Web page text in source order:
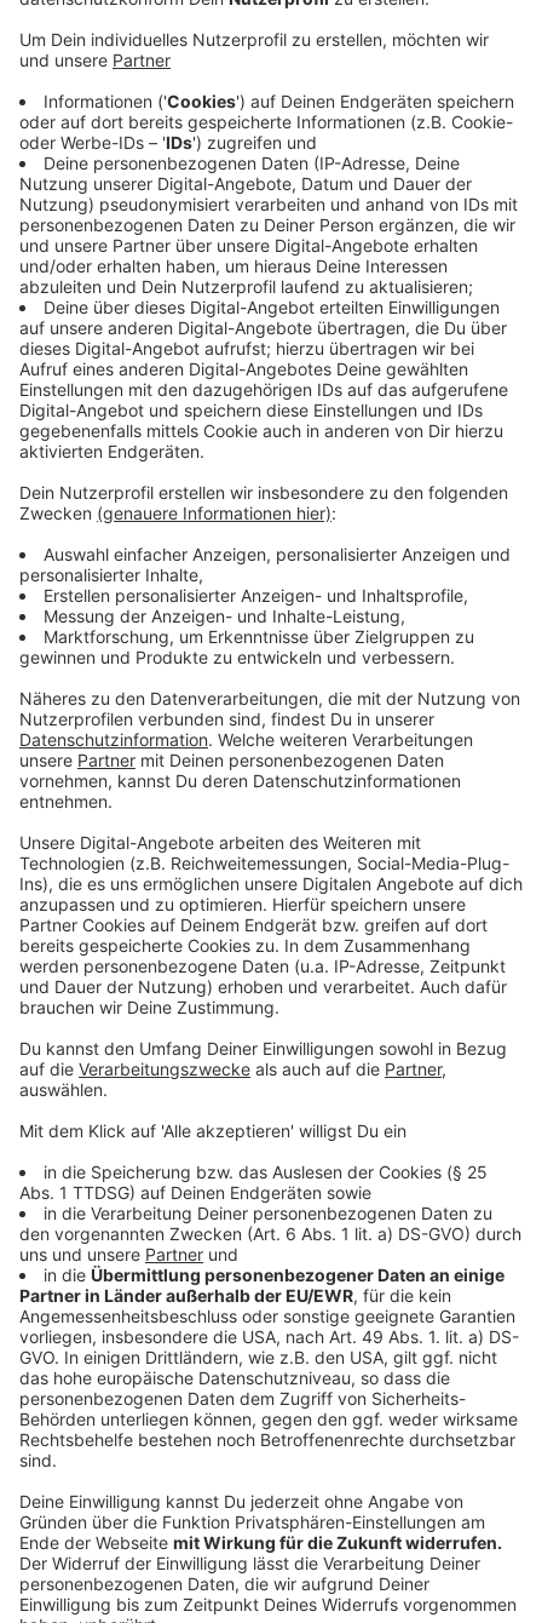
verkaufsoffenen Sonntag in Burgsteinfurt. Die Händler
dort möchten am 04. Oktober öffnen, um in der
Coronakrise zusätzlichen Umsatz zu machen. Die
Gewerkschaft sagt: Das Gesetz gibt das nicht her,
weil es an dem Tag kein größeres Event im Ort gibt.
Über verkaufsoffene Sonntage und den Handel in der
Krise diskutieren wir heute Morgen.
Auf der RADIO RST-Facebookseite sagen die meisten
User: Verkaufsoffene Sonntage werden unsere
Innenstädte nicht retten. Thorsten postet zum
Beispiel: "Ein Geschäftsmodell, das sich nicht trägt,
wird auch durch ein paar Sonntage nicht
rentabler." Johanna sieht das ählich. Sie schreibt: "So
ein Blödsinn! Die meisten kleinen Gemeinden haben
doch kaum noch eine Innenstadt mit Geschäften, man
schaue sich doch nur Borghorst an." Und Frauke sagt:
"Auch wenn die Geschäfte sonntags offen hätten.
Mehr Geld zum ausgeben habe ich deswegen nicht."
Anzeige
Testpanne in Bayern bei Familie aus Recke
In der RADIO RST-Region stecken sich immer mehr
Menschen mit dem Corona-Virus an. Im Kreis Steinfurt
aktuell infiziert. In Recke sind etwa 30 Schüler und
Lehrer weiter in Quarantäne. Dort ist eine positiv
getestete Familie von dem Durcheinander mit Corona-
Tests in Bayern betroffen. "Die Familie hatte sich in
Passau testen lassen, auf der Rückreise aus einem
Risiko-Gebiet", sagte uns eine Sprecherin des Kreises
Steinfurt. Dort habe es geheißen: Wer nach 72
Stunden nichts gehört hat, habe die Erlaubnis, die
Quarantäne zu verlassen. Zur vollständigen Meldung.
Anzeige
08:51 Uhr - Osnabrück: Fast jeder zweite E-
Scooter-Fahrer mit zu viel Alkohol
Die Polizei Osnabrück zieht eine negative Bilanz zu
ihren Kontrollen von E-Scootern. Die Beamten hatten
mehr als 100 Elektro-Roller überprüft. In fast jedem
zweiten Fall hatten die Fahrer zu viel Alkohol
getrunken. Viele wüssten offenbar nicht, dass auf dem
E-Scooter die gleichen Grenzwerte gelten wie beim
Autofahren. Auch die Konsequenzen sind die gleichen.
Im schlimmsten Fall ist der Führerschein weg.Zur
vollständigen Meldung.
Anzeige